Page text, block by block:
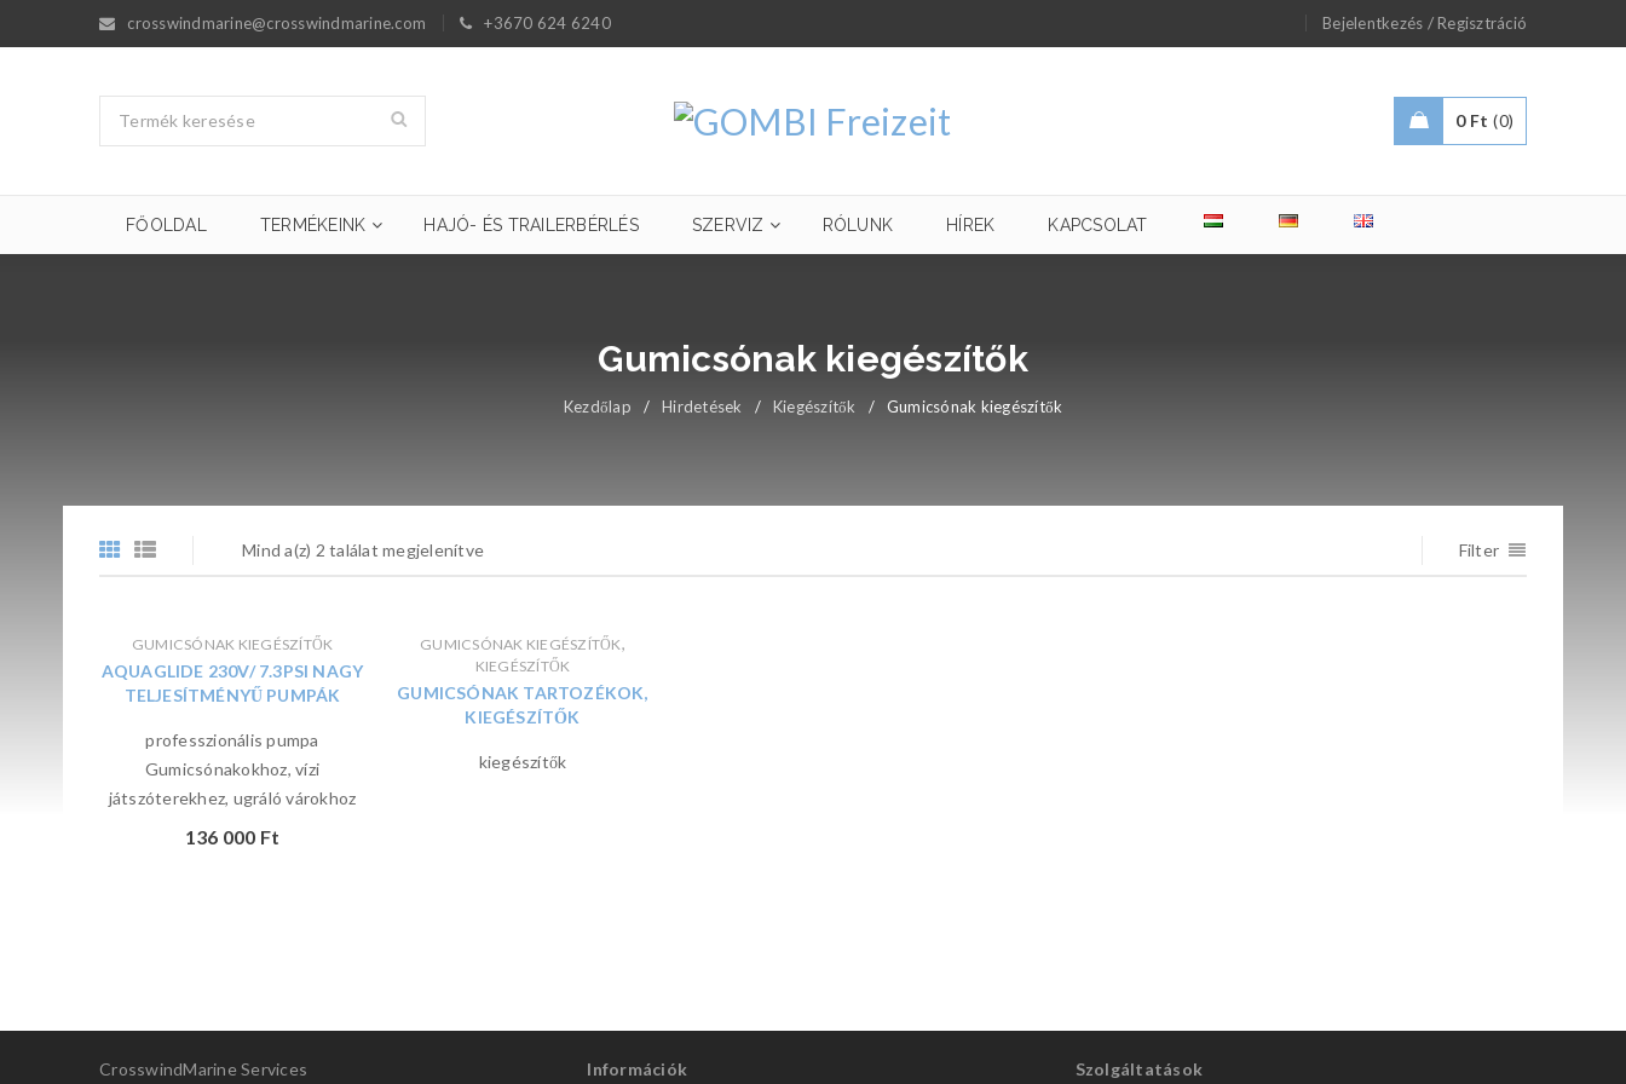
crosswindmarine@crosswindmarine.com +3670 624 6240 Bejelentkezés / Regisztráció
0 Ft 0
FŐOLDAL TERMÉKEINK HAJÓ- ÉS TRAILERBÉRLÉS SZERVIZ RÓLUNK HÍREK KAPCSOLAT
Gumicsónak kiegészítők
Kezdőlap / Hirdetések / Kiegészítők / Gumicsónak kiegészítők
Mind a(z) 2 találat megjelenítve Filter
GUMICSÓNAK KIEGÉSZÍTŐK
AQUAGLIDE 230V/ 7.3PSI NAGY
TELJESÍTMÉNYŰ PUMPÁK
professzionális pumpa
Gumicsónakokhoz, vízi
játszóterekhez, ugráló várokhoz
136 000 Ft
GUMICSÓNAK KIEGÉSZÍTŐK,
KIEGÉSZÍTŐK
GUMICSÓNAK TARTOZÉKOK,
KIEGÉSZÍTŐK
kiegészítők
CrosswindMarine Services Információk Szolgáltatások